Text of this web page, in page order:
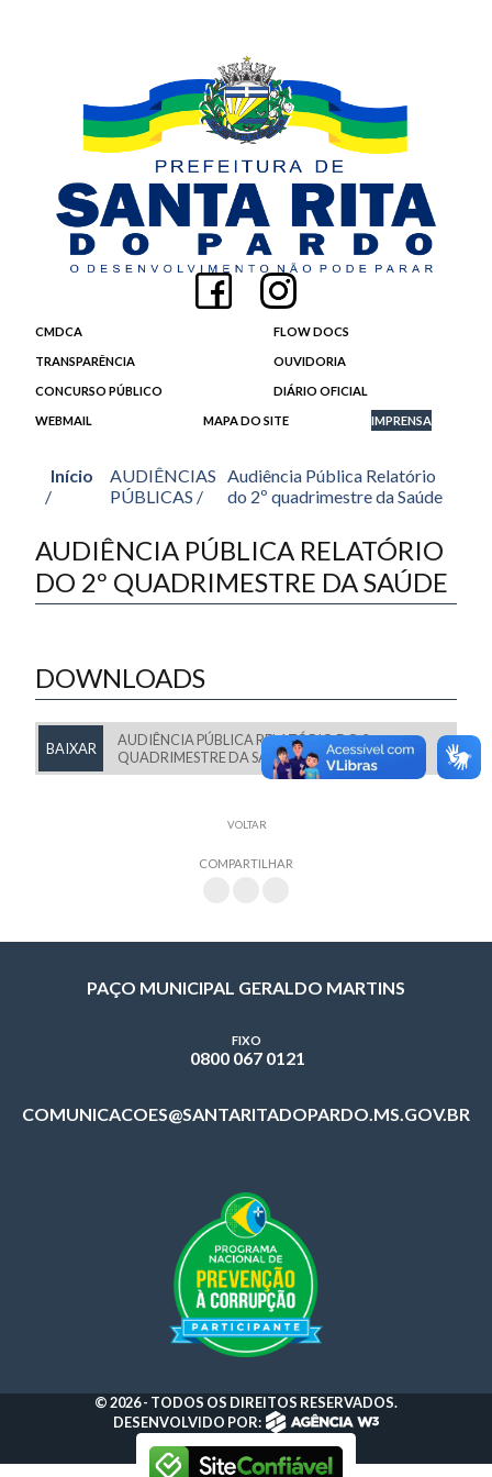
CMDCA FLOW DOCS
TRANSPARÊNCIA OUVIDORIA
CONCURSO PÚBLICO DIÁRIO OFICIAL
WEBMAIL MAPA DO SITE IMPRENSA
Início
/
AUDIÊNCIAS
PÚBLICAS /
Audiência Pública Relatório
do 2º quadrimestre da Saúde
AUDIÊNCIA PÚBLICA RELATÓRIO
DO 2º QUADRIMESTRE DA SAÚDE
DOWNLOADS
BAIXAR
AUDIÊNCIA PÚBLICA RELATÓRIO DO 2º
QUADRIMESTRE DA SAÚDE
VOLTAR
COMPARTILHAR
PAÇO MUNICIPAL GERALDO MARTINS
FIXO
0800 067 0121
COMUNICACOES@SANTARITADOPARDO.MS.GOV.BR
© 2026 - TODOS OS DIREITOS RESERVADOS.
DESENVOLVIDO POR: